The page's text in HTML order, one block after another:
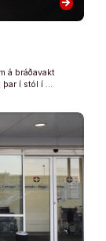
á bráðavakt
í stól í …